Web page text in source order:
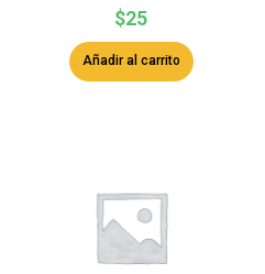
$25
Añadir al carrito